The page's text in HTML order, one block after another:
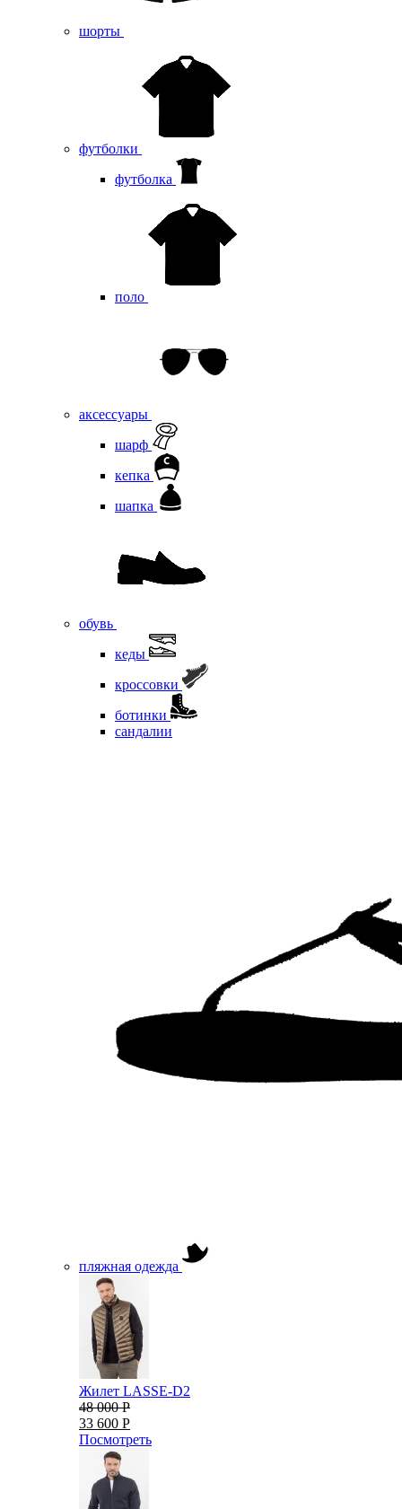
шорты
футболки
футболка
поло
аксессуары
шарф
кепка
шапка
обувь
кеды
кроссовки
ботинки
сандалии
пляжная одежда
Жилет LASSE-D2
48 000 Р
33 600 Р
Посмотреть